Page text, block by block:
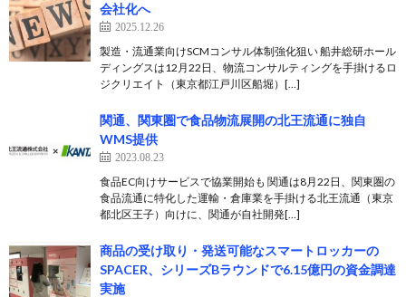
会社化へ
2025.12.26
製造・流通業向けSCMコンサル体制強化狙い 船井総研ホール
ディングスは12月22日、物流コンサルティングを手掛けるロ
ジクリエイト（東京都江戸川区船堀）[…]
関通、関東圏で食品物流展開の北王流通に独自
WMS提供
2023.08.23
食品EC向けサービスで協業開始も 関通は8月22日、関東圏の
食品流通に特化した運輸・倉庫業を手掛ける北王流通（東京
都北区王子）向けに、関通が自社開発[…]
商品の受け取り・発送可能なスマートロッカーの
SPACER、シリーズBラウンドで6.15億円の資金調達
実施